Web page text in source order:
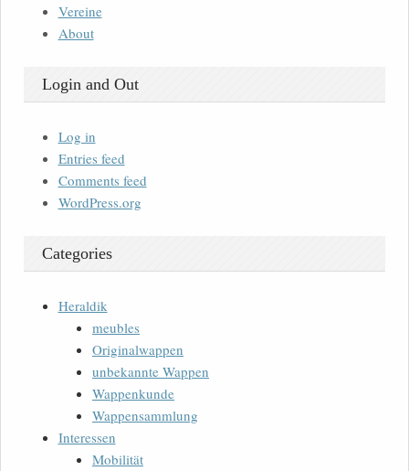
Vereine
About
Login and Out
Log in
Entries feed
Comments feed
WordPress.org
Categories
Heraldik
meubles
Originalwappen
unbekannte Wappen
Wappenkunde
Wappensammlung
Interessen
Mobilität